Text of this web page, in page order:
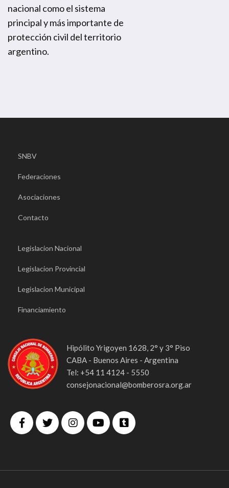
nacional como el sistema
principal y más importante de
protección civil del territorio
argentino.
SNBV
Federaciones
Asociaciones
Contacto
Legislacion Nacional
Legislacion Provincial
Legislacion Municipal
Financiamiento
Hipólito Yrigoyen 1628, 2° y 3° Piso
CABA - Buenos Aires - Argentina
Tel: +54 11 4124 - 5550
consejonacional@bomberosra.org.ar